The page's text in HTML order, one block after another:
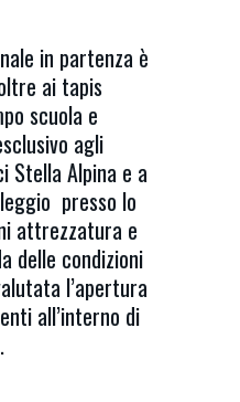
in partenza è
ai tapis
scuola e
agli
Stella Alpina e a
presso lo
attrezzatura e
delle condizioni
l’apertura
all’interno di